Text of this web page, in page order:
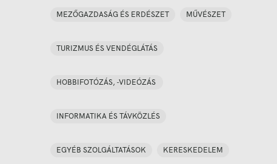
MEZŐGAZDASÁG ÉS ERDÉSZET MŰVÉSZET
TURIZMUS ÉS VENDÉGLÁTÁS
HOBBIFOTÓZÁS, -VIDEÓZÁS
INFORMATIKA ÉS TÁVKÖZLÉS
EGYÉB SZOLGÁLTATÁSOK KERESKEDELEM